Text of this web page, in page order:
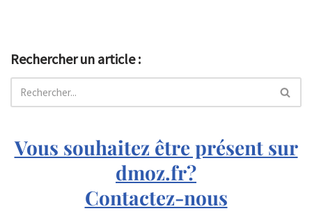
Rechercher un article :
Vous souhaitez être présent sur
dmoz.fr?
Contactez-nous